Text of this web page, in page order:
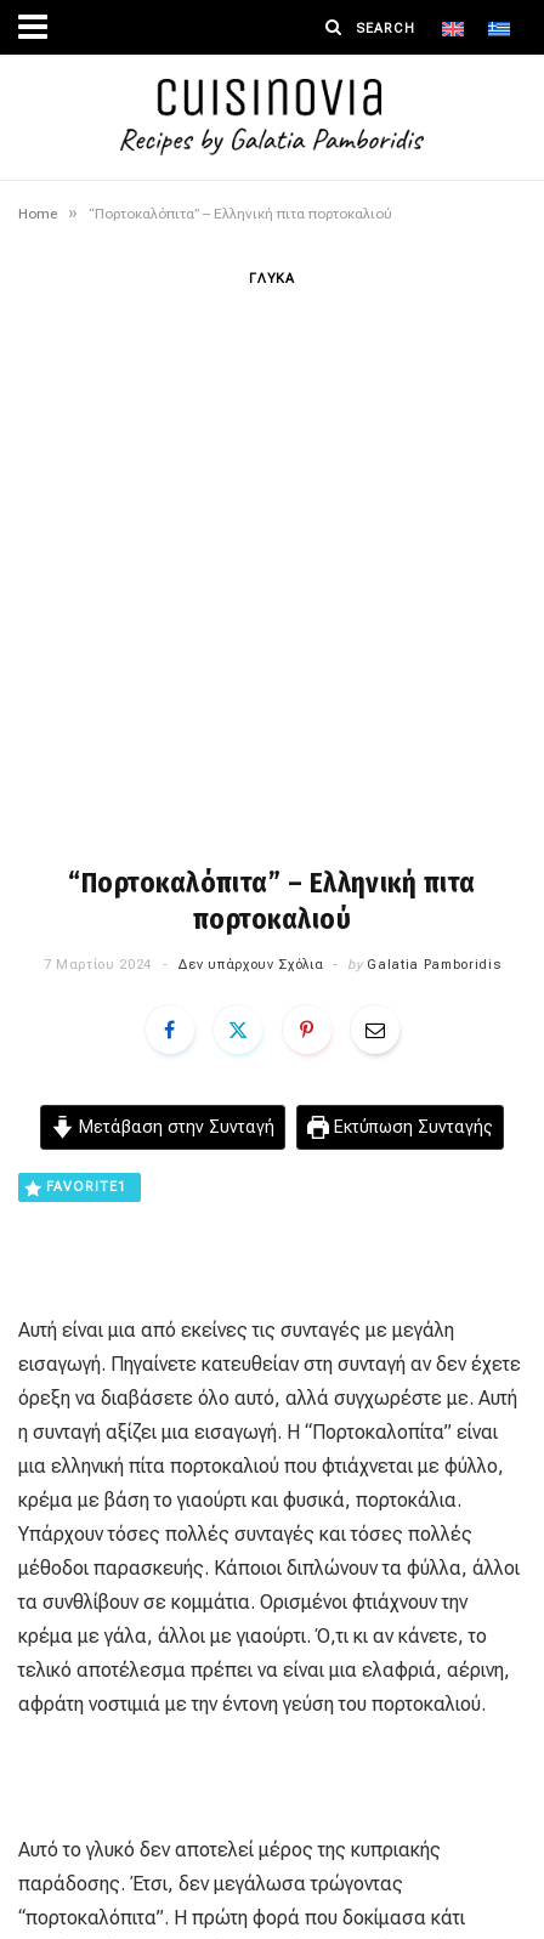
Home » “Πορτοκαλόπιτα” – Ελληνική πιτα πορτοκαλιού
ΓΛΥΚΑ
“Πορτοκαλόπιτα” – Ελληνική πιτα
πορτοκαλιού
7 Μαρτίου 2024 Δεν υπάρχουν Σχόλια by Galatia Pamboridis
Μετάβαση στην Συνταγή Εκτύπωση Συνταγής
FAVORITE1
Αυτή είναι μια από εκείνες τις συνταγές με μεγάλη
εισαγωγή. Πηγαίνετε κατευθείαν στη συνταγή αν δεν έχετε
όρεξη να διαβάσετε όλο αυτό, αλλά συγχωρέστε με. Αυτή
η συνταγή αξίζει μια εισαγωγή. Η “Πορτοκαλοπίτα” είναι
μια ελληνική πίτα πορτοκαλιού που φτιάχνεται με φύλλο,
κρέμα με βάση το γιαούρτι και φυσικά, πορτοκάλια.
Υπάρχουν τόσες πολλές συνταγές και τόσες πολλές
μέθοδοι παρασκευής. Κάποιοι διπλώνουν τα φύλλα, άλλοι
τα συνθλίβουν σε κομμάτια. Ορισμένοι φτιάχνουν την
κρέμα με γάλα, άλλοι με γιαούρτι. Ό,τι κι αν κάνετε, το
τελικό αποτέλεσμα πρέπει να είναι μια ελαφριά, αέρινη,
αφράτη νοστιμιά με την έντονη γεύση του πορτοκαλιού.
Αυτό το γλυκό δεν αποτελεί μέρος της κυπριακής
παράδοσης. Έτσι, δεν μεγάλωσα τρώγοντας
“πορτοκαλόπιτα”. Η πρώτη φορά που δοκίμασα κάτι